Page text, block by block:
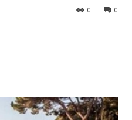
0
0